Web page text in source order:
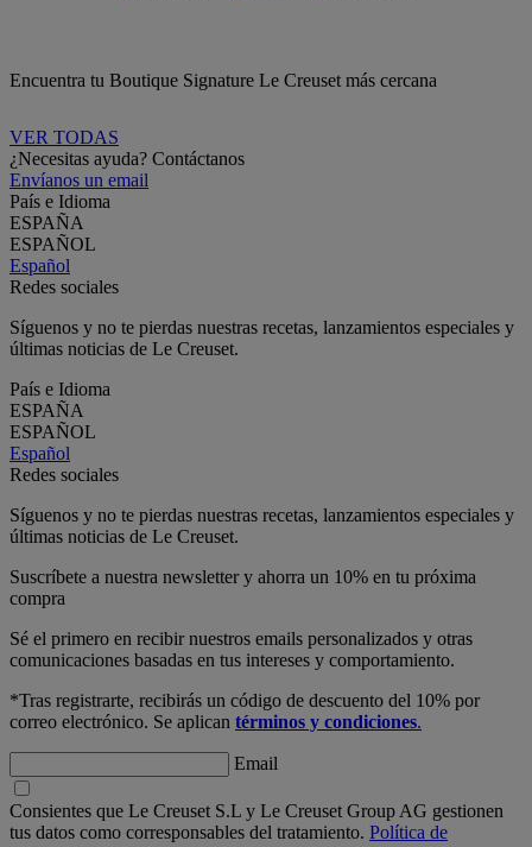
Encuentra tu Boutique Signature Le Creuset más cercana
VER TODAS
¿Necesitas ayuda? Contáctanos
Envíanos un email
País e Idioma
ESPAÑA
ESPAÑOL
Español
Redes sociales
Síguenos y no te pierdas nuestras recetas, lanzamientos especiales y
últimas noticias de Le Creuset.
País e Idioma
ESPAÑA
ESPAÑOL
Español
Redes sociales
Síguenos y no te pierdas nuestras recetas, lanzamientos especiales y
últimas noticias de Le Creuset.
Suscríbete a nuestra newsletter y ahorra un 10% en tu próxima
compra
Sé el primero en recibir nuestros emails personalizados y otras
comunicaciones basadas en tus intereses y comportamiento.
*Tras registrarte, recibirás un código de descuento del 10% por
correo electrónico. Se aplican términos y condiciones.
Email
Consientes que Le Creuset S.L y Le Creuset Group AG gestionen
tus datos como corresponsables del tratamiento. Política de